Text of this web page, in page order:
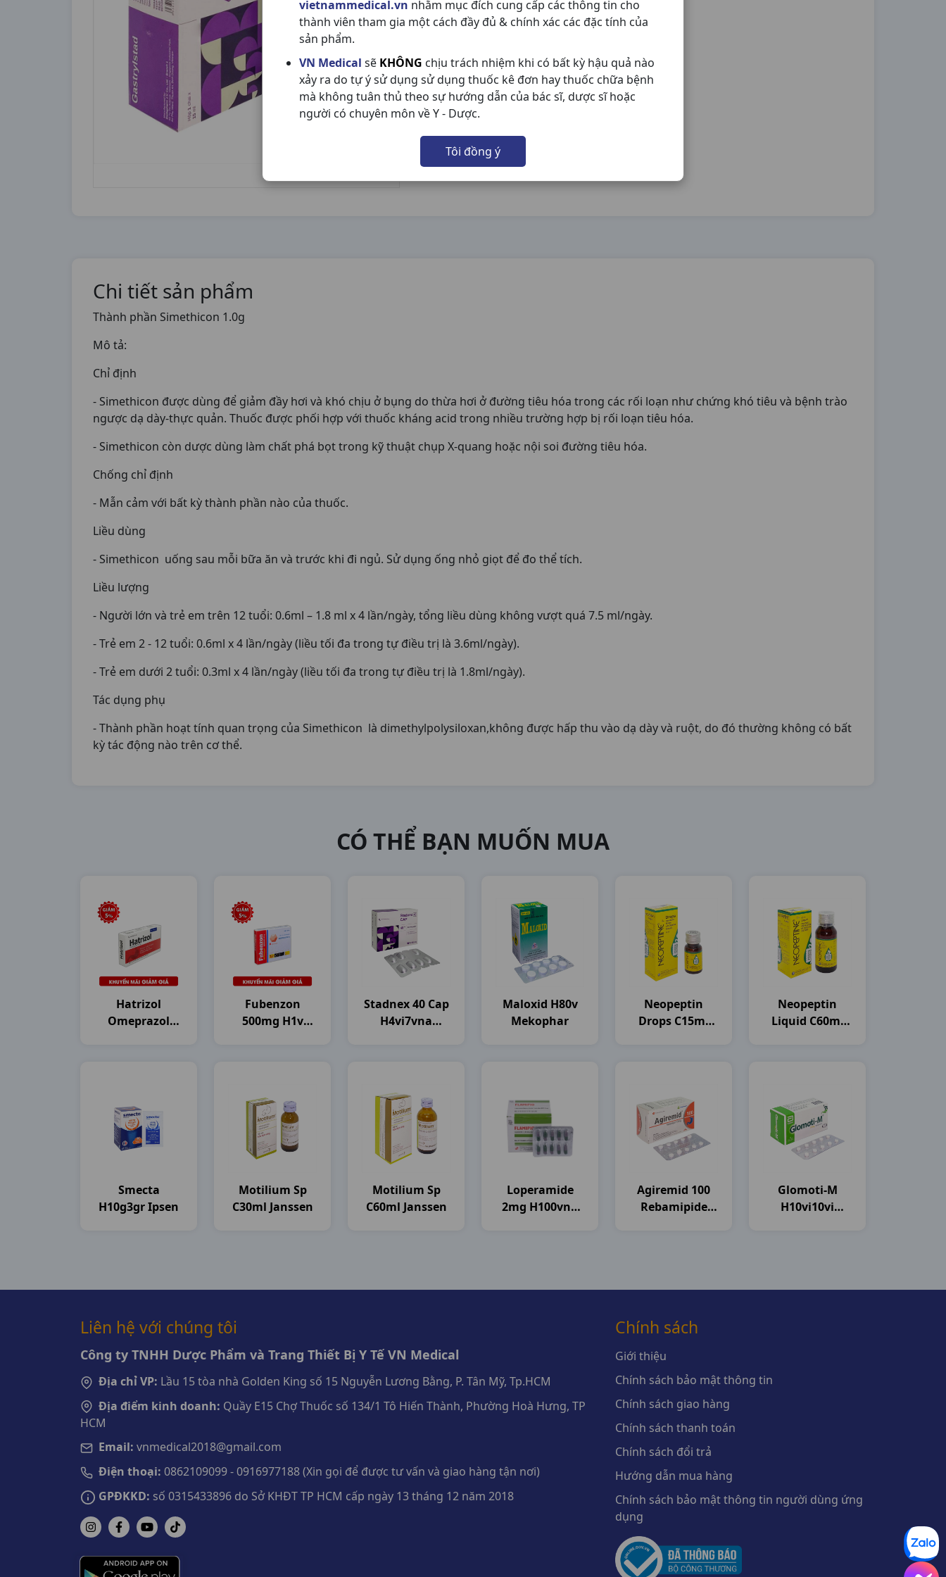
vietnammedical.vn nhằm mục đích cung cấp các thông tin cho
thành viên tham gia một cách đầy đủ & chính xác các đặc tính của
sản phẩm.
VN Medical sẽ KHÔNG chịu trách nhiệm khi có bất kỳ hậu quả nào
xảy ra do tự ý sử dụng sử dụng thuốc kê đơn hay thuốc chữa bệnh
mà không tuân thủ theo sự hướng dẫn của bác sĩ, dược sĩ hoặc
người có chuyên môn về Y - Dược.
Tôi đồng ý
Chi tiết sản phẩm
Thành phần Simethicon 1.0g
Mô tả:
Chỉ định
- Simethicon được dùng để giảm đầy hơi và khó chịu ở bụng do thừa hơi ở đường tiêu hóa trong các rối loạn như chứng khó tiêu và bệnh trào
ngược dạ dày-thực quản. Thuốc được phối hợp với thuốc kháng acid trong nhiều trường hợp bị rối loạn tiêu hóa.
- Simethicon còn dược dùng làm chất phá bọt trong kỹ thuật chụp X-quang hoặc nội soi đường tiêu hóa.
Chống chỉ định
- Mẫn cảm với bất kỳ thành phần nào của thuốc.
Liều dùng
- Simethicon uống sau mỗi bữa ăn và trước khi đi ngủ. Sử dụng ống nhỏ giọt để đo thể tích.
Liều lượng
- Người lớn và trẻ em trên 12 tuổi: 0.6ml – 1.8 ml x 4 lần/ngày, tổng liều dùng không vượt quá 7.5 ml/ngày.
- Trẻ em 2 - 12 tuổi: 0.6ml x 4 lần/ngày (liều tối đa trong tự điều trị là 3.6ml/ngày).
- Trẻ em dưới 2 tuổi: 0.3ml x 4 lần/ngày (liều tối đa trong tự điều trị là 1.8ml/ngày).
Tác dụng phụ
- Thành phần hoạt tính quan trọng của Simethicon là dimethylpolysiloxan,không được hấp thu vào dạ dày và ruột, do đó thường không có bất
kỳ tác động nào trên cơ thể.
CÓ THỂ BẠN MUỐN MUA
Hatrizol
Omeprazol
Fubenzon
500mg H1v
Stadnex 40 Cap
H4vi7vna
Maloxid H80v
Mekophar
Neopeptin
Drops C15ml
Neopeptin
Liquid C60ml
Smecta
H10g3gr Ipsen
Motilium Sp
C30ml Janssen
Motilium Sp
C60ml Janssen
Loperamide
2mg H100vna
Agiremid 100
Rebamipide
Glomoti-M
H10vi10vi
Liên hệ với chúng tôi
Công ty TNHH Dược Phẩm và Trang Thiết Bị Y Tế VN Medical
Địa chỉ VP: Lầu 15 tòa nhà Golden King số 15 Nguyễn Lương Bằng, P. Tân Mỹ, Tp.HCM
Địa điểm kinh doanh: Quầy E15 Chợ Thuốc số 134/1 Tô Hiến Thành, Phường Hoà Hưng, TP
HCM
Email: vnmedical2018@gmail.com
Điện thoại: 0862109099 - 0916977188 (Xin gọi để được tư vấn và giao hàng tận nơi)
GPĐKKD: số 0315433896 do Sở KHĐT TP HCM cấp ngày 13 tháng 12 năm 2018
Chính sách
Giới thiệu
Chính sách bảo mật thông tin
Chính sách giao hàng
Chính sách thanh toán
Chính sách đổi trả
Hướng dẫn mua hàng
Chính sách bảo mật thông tin người dùng ứng
dụng